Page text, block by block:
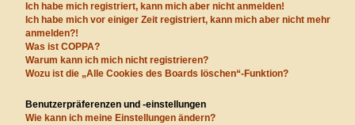
Ich habe mich registriert, kann mich aber nicht anmelden!
Ich habe mich vor einiger Zeit registriert, kann mich aber nicht mehr
anmelden?!
Was ist COPPA?
Warum kann ich mich nicht registrieren?
Wozu ist die „Alle Cookies des Boards löschen“-Funktion?
Benutzerpräferenzen und -einstellungen
Wie kann ich meine Einstellungen ändern?